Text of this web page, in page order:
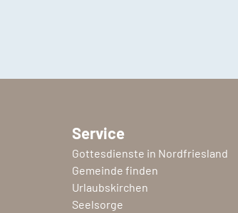
Service
Gottesdienste in Nordfriesland
Gemeinde finden
Urlaubskirchen
Seelsorge